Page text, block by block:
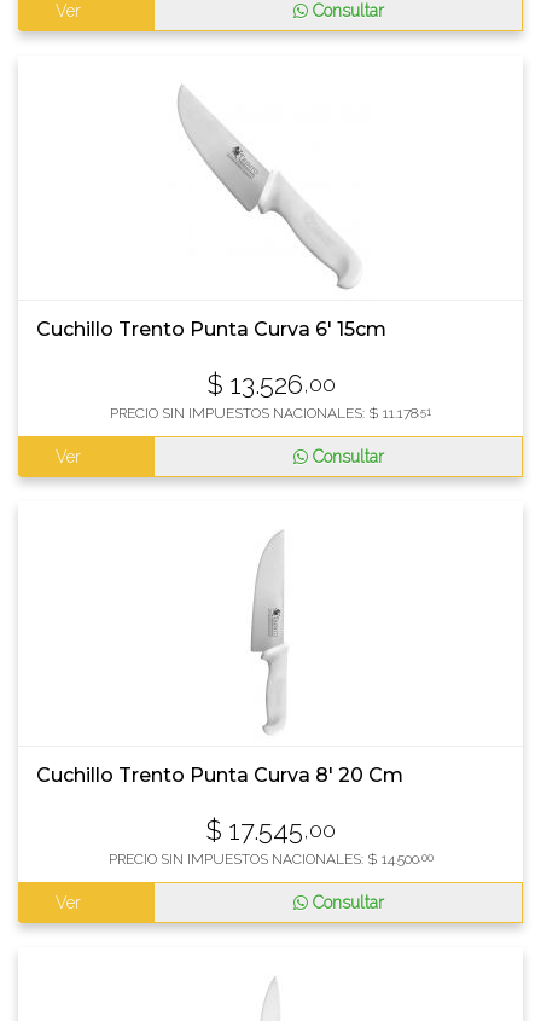
Ver Consultar
Cuchillo Trento Punta Curva 6' 15cm
$ 13.526,00
PRECIO SIN IMPUESTOS NACIONALES: $ 11.178,51
Ver Consultar
Cuchillo Trento Punta Curva 8' 20 Cm
$ 17.545,00
PRECIO SIN IMPUESTOS NACIONALES: $ 14.500,00
Ver Consultar